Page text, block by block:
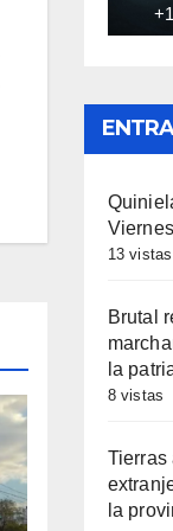
13 vistas
Brutal
la
8 vistas
Tierras
la